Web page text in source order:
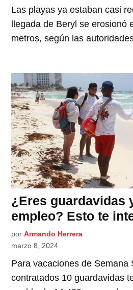
Las playas ya estaban casi
llegada de Beryl se erosionó
metros, según las
¿Eres guardavidas
empleo? Esto te
por Armando Herrera
marzo 8, 2024
Para vacaciones de Semana
contratados 10 guardavidas